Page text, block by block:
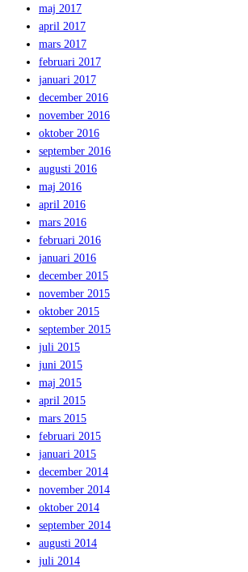
maj 2017
april 2017
mars 2017
februari 2017
januari 2017
december 2016
november 2016
oktober 2016
september 2016
augusti 2016
maj 2016
april 2016
mars 2016
februari 2016
januari 2016
december 2015
november 2015
oktober 2015
september 2015
juli 2015
juni 2015
maj 2015
april 2015
mars 2015
februari 2015
januari 2015
december 2014
november 2014
oktober 2014
september 2014
augusti 2014
juli 2014